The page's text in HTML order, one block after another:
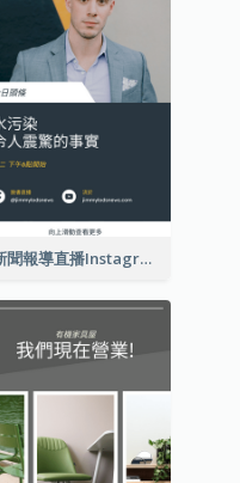
新聞報導直播Instagram限時動態